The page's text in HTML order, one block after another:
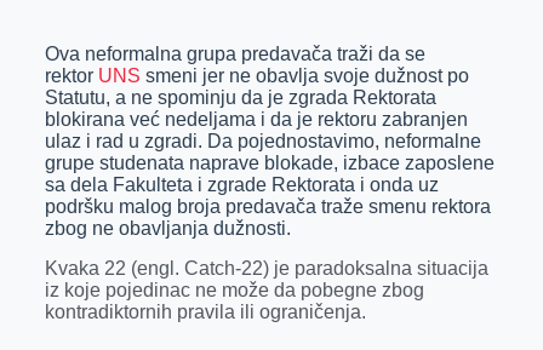
b
o
o
k
e
n
g
e
r
e
d
I
n
r
s
A
p
p
l
Ova neformalna grupa predavača traži da se
rektor UNS smeni jer ne obavlja svoje dužnost po
Statutu, a ne spominju da je zgrada Rektorata
blokirana već nedeljama i da je rektoru zabranjen
ulaz i rad u zgradi. Da pojednostavimo, neformalne
grupe studenata naprave blokade, izbace zaposlene
sa dela Fakulteta i zgrade Rektorata i onda uz
podršku malog broja predavača traže smenu rektora
zbog ne obavljanja dužnosti.
Kvaka 22 (engl. Catch-22) je paradoksalna situacija
iz koje pojedinac ne može da pobegne zbog
kontradiktornih pravila ili ograničenja.